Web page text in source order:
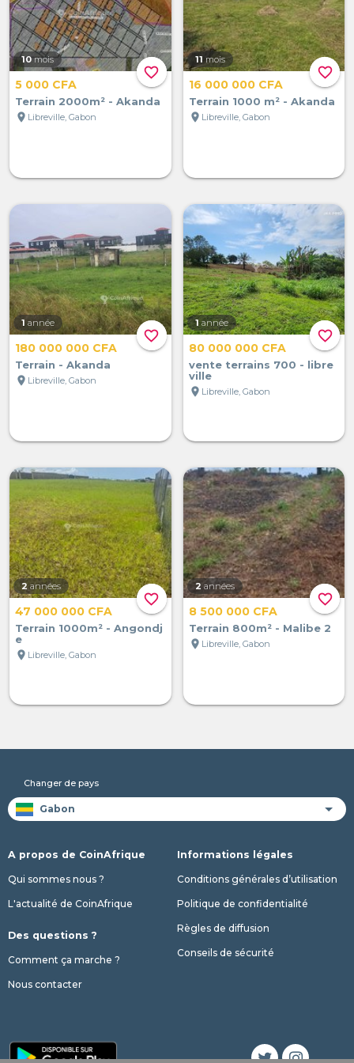
favorite_border
10 mois
5 000 CFA
Terrain 2000m² - Akanda
location_on Libreville, Gabon
favorite_border
11 mois
16 000 000 CFA
Terrain 1000 m² - Akanda
location_on Libreville, Gabon
favorite_border
1 année
180 000 000 CFA
Terrain - Akanda
location_on Libreville, Gabon
favorite_border
1 année
80 000 000 CFA
vente terrains 700 - libre
ville
location_on Libreville, Gabon
favorite_border
2 années
47 000 000 CFA
Terrain 1000m² - Angondj
e
location_on Libreville, Gabon
favorite_border
2 années
8 500 000 CFA
Terrain 800m² - Malibe 2
location_on Libreville, Gabon
Changer de pays
A propos de CoinAfrique
Qui sommes nous ?
L'actualité de CoinAfrique
Des questions ?
Comment ça marche ?
Nous contacter
Informations légales
Conditions générales d’utilisation
Politique de confidentialité
Règles de diffusion
Conseils de sécurité